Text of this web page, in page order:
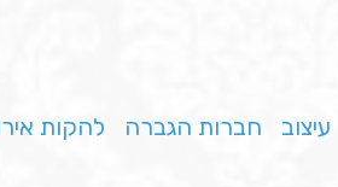
עיצוב חברות הגברה להקות